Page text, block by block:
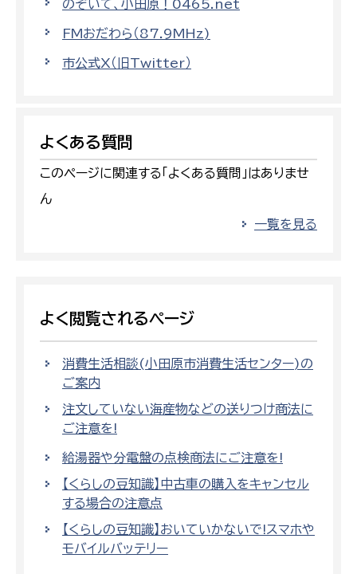
のぞいて、小田原！0465.net
FMおだわら（87.9MHz)
市公式X（旧Twitter）
よくある質問
このページに関連する「よくある質問」はありませ
ん
一覧を見る
よく閲覧されるページ
消費生活相談(小田原市消費生活センター)の
ご案内
注文していない海産物などの送りつけ商法に
ご注意を!
給湯器や分電盤の点検商法にご注意を!
【くらしの豆知識】中古車の購入をキャンセル
する場合の注意点
【くらしの豆知識】おいていかないで!スマホや
モバイルバッテリー